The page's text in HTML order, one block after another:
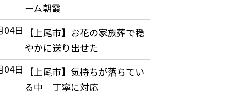
ーム朝霞
04日
【上尾市】お花の家族葬で穏
やかに送り出せた
04日
【上尾市】気持ちが落ちてい
る中 丁寧に対応